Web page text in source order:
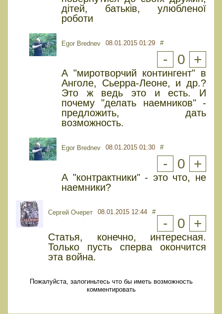
дітей, батьків, улюбленої
роботи
Egor Brednev 08.01.2015 01:29 #
- 0 +
А "миротворчий контингент" в
Анголе, Сьерра-Леоне, и др.?
Это ж ведь это и есть. И
почему "делать наемников" -
предложить, дать
возможность.
Egor Brednev 08.01.2015 01:30 #
- 0 +
А "контрактники" - это что, не
наемники?
Сергей Очерет 08.01.2015 12:44 #
- 0 +
Статья, конечно, интересная.
Только пусть сперва окончится
эта война.
Пожалуйста, залогиньтесь что бы иметь возможность
комментировать